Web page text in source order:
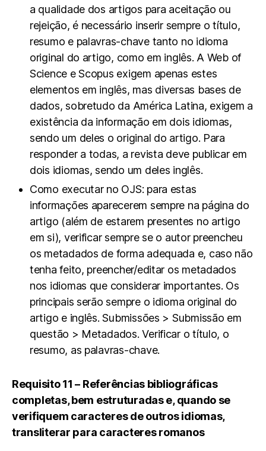
a qualidade dos artigos para aceitação ou
rejeição, é necessário inserir sempre o título,
resumo e palavras-chave tanto no idioma
original do artigo, como em inglês. A Web of
Science e Scopus exigem apenas estes
elementos em inglês, mas diversas bases de
dados, sobretudo da América Latina, exigem a
existência da informação em dois idiomas,
sendo um deles o original do artigo. Para
responder a todas, a revista deve publicar em
dois idiomas, sendo um deles inglês.
Como executar no OJS: para estas
informações aparecerem sempre na página do
artigo (além de estarem presentes no artigo
em si), verificar sempre se o autor preencheu
os metadados de forma adequada e, caso não
tenha feito, preencher/editar os metadados
nos idiomas que considerar importantes. Os
principais serão sempre o idioma original do
artigo e inglês. Submissões > Submissão em
questão > Metadados. Verificar o título, o
resumo, as palavras-chave.
Requisito 11 – Referências bibliográficas
completas, bem estruturadas e, quando se
verifiquem caracteres de outros idiomas,
transliterar para caracteres romanos